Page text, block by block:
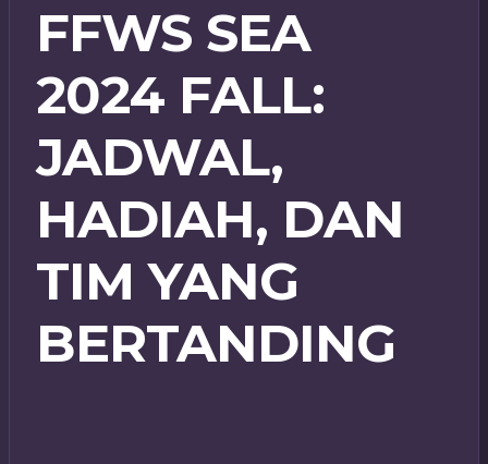
FFWS SEA
2024 FALL:
JADWAL,
HADIAH, DAN
TIM YANG
BERTANDING